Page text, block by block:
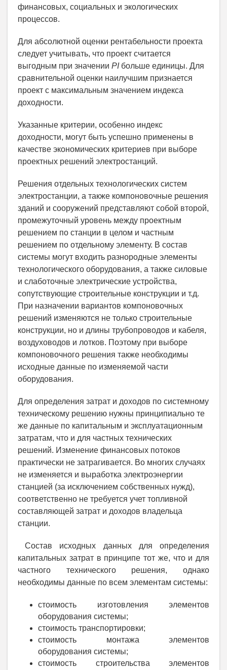
финансовых, социальных и экологических
процессов.
Для абсолютной оценки рентабельности проекта
следует учитывать, что проект считается
выгодным при значении PI больше единицы. Для
сравнительной оценки наилучшим признается
проект с максимальным значением индекса
доходности.
Указанные критерии, особенно индекс
доходности, могут быть успешно применены в
качестве экономических критериев при выборе
проектных решений электростанций.
Решения отдельных технологических систем
электростанции, а также компоновочные решения
зданий и сооружений представляют собой второй,
промежуточный уровень между проектным
решением по станции в целом и частным
решением по отдельному элементу. В состав
системы могут входить разнородные элементы
технологического оборудования, а также силовые
и слаботочные электрические устройства,
сопутствующие строительные конструкции и т.д.
При назначении вариантов компоновочных
решений изменяются не только строительные
конструкции, но и длины трубопроводов и кабеля,
воздуховодов и лотков. Поэтому при выборе
компоновочного решения также необходимы
исходные данные по изменяемой части
оборудования.
Для определения затрат и доходов по системному
техническому решению нужны принципиально те
же данные по капитальным и эксплуатационным
затратам, что и для частных технических
решений. Изменение финансовых потоков
практически не затрагивается. Во многих случаях
не изменяется и выработка электроэнергии
станцией (за исключением собственных нужд),
соответственно не требуется учет топливной
составляющей затрат и доходов владельца
станции.
Состав исходных данных для определения
капитальных затрат в принципе тот же, что и для
частного технического решения, однако
необходимы данные по всем элементам системы:
стоимость изготовления элементов
оборудования системы;
стоимость транспортировки;
стоимость монтажа элементов
оборудования системы;
стоимость строительства элементов